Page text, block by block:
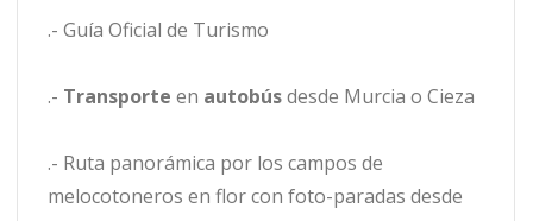
.- Guía Oficial de Turismo
.- Transporte en autobúsdesde Murcia o Cieza
.- Ruta panorámica por los campos de
melocotoneros en flor con foto-paradas desde